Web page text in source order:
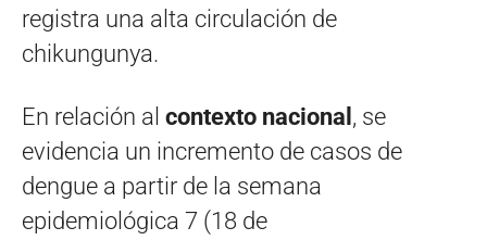
registra una alta circulación de
chikungunya.
En relación al contexto nacional , se
evidencia un incremento de casos de
dengue a partir de la semana
epidemiológica 7 (18 de